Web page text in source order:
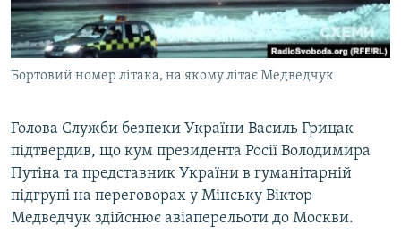
ВІДЕОУРОКИ «ELIFBE»
СВІДЧЕННЯ ОКУПАЦІЇ
УКРАЇНСЬКА ПРОБЛЕМА КРИМУ
Русский
Qırımtatar
Усі сайти RFE/RL
Бортовий номер літака, на якому літає Медведчук
Голова Служби безпеки України Василь Грицак
підтвердив, що кум президента Росії Володимира
Путіна та представник України в гуманітарній
підгрупі на переговорах у Мінську Віктор
Медведчук здійснює авіаперельоти до Москви.